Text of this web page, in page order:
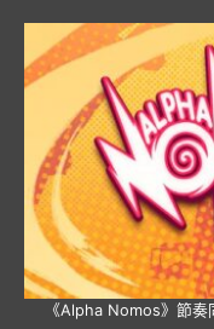
《Alpha Nomos》節